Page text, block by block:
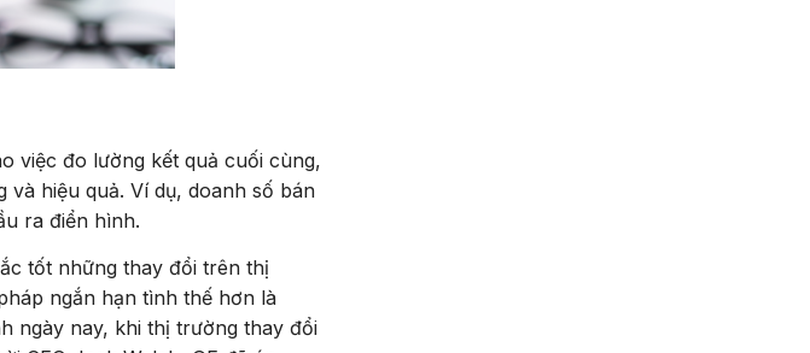
việc đo lường kết quả cuối cùng,
hiệu quả. Ví dụ, doanh số bán
ra điển hình.
tốt những thay đổi trên thị
ngắn hạn tình thế hơn là
ngày nay, khi thị trường thay đổi